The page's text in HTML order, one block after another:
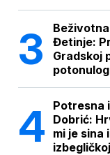
Đetinje:
Gradskoj
Potresna
Dobrić:
mi je sina